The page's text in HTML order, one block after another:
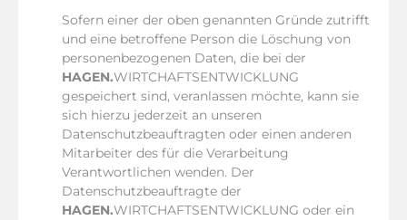
Sofern einer der oben genannten Gründe zutrifft
und eine betroffene Person die Löschung von
personenbezogenen Daten, die bei der
HAGEN.WIRTCHAFTSENTWICKLUNG
gespeichert sind, veranlassen möchte, kann sie
sich hierzu jederzeit an unseren
Datenschutzbeauftragten oder einen anderen
Mitarbeiter des für die Verarbeitung
Verantwortlichen wenden. Der
Datenschutzbeauftragte der
HAGEN.WIRTCHAFTSENTWICKLUNG oder ein